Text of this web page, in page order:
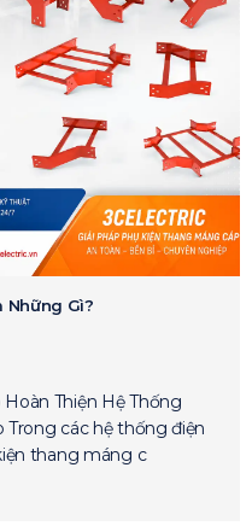
Những Gì?
Thiện Hệ Thống
Trong các hệ thống điện
thang máng c